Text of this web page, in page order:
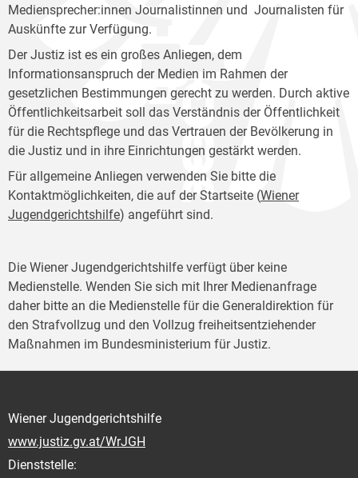
Mediensprecher:innen Journalistinnen und Journalisten für
Auskünfte zur Verfügung.
Der Justiz ist es ein großes Anliegen, dem
Informationsanspruch der Medien im Rahmen der
gesetzlichen Bestimmungen gerecht zu werden. Durch aktive
Öffentlichkeitsarbeit soll das Verständnis der Öffentlichkeit
für die Rechtspflege und das Vertrauen der Bevölkerung in
die Justiz und in ihre Einrichtungen gestärkt werden.
Für allgemeine Anliegen verwenden Sie bitte die
Kontaktmöglichkeiten, die auf der Startseite (Wiener
Jugendgerichtshilfe) angeführt sind.
Die Wiener Jugendgerichtshilfe verfügt über keine
Medienstelle. Wenden Sie sich mit Ihrer Medienanfrage
daher bitte an die Medienstelle für die Generaldirektion für
den Strafvollzug und den Vollzug freiheitsentziehender
Maßnahmen im Bundesministerium für Justiz.
Wiener Jugendgerichtshilfe
www.justiz.gv.at/WrJGH
Dienststelle: